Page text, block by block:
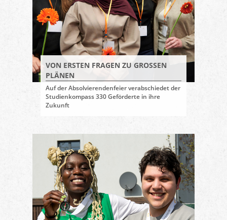
VON ERSTEN FRAGEN ZU GROSSEN P
LÄNEN
Auf der Absolvierendenfeier verabschiedet der
Studienkompass 330 Geförderte in ihre
Zukunft